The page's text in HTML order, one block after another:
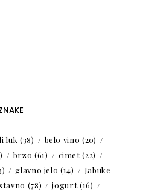
luk (38) belo vino (20)
brzo (61) cimet(22)
glavno jelo (14)
Jabuke
(78) jogurt(16)